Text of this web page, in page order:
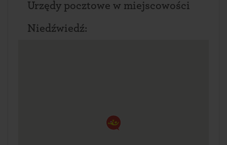
Urzędy pocztowe w miejscowości
Niedźwiedź: